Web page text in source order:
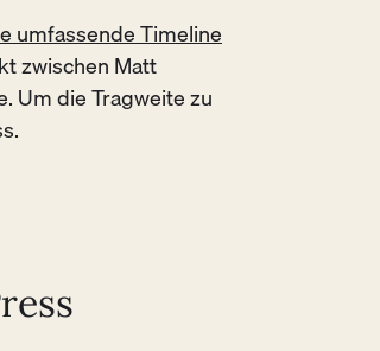
umfassende Timeline
zwischen Matt
Um die Tragweite zu